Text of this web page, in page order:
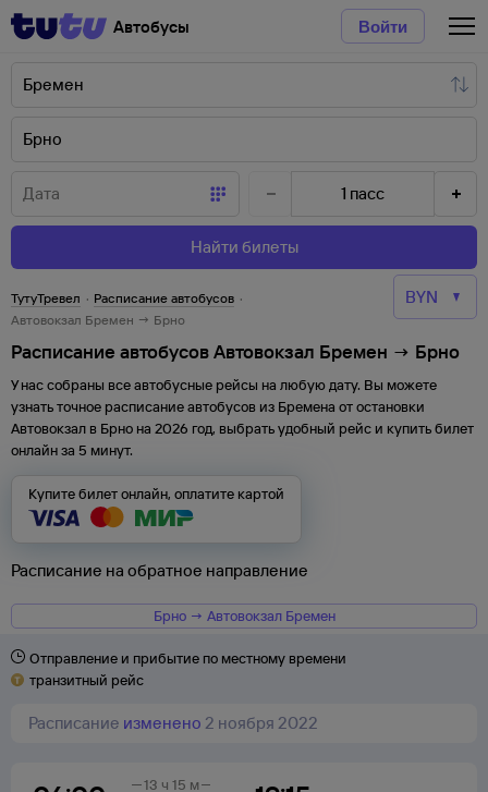
Автобусы Войти
1 пасс
Найти билеты
ТутуТревел · Расписание автобусов ·
Автовокзал Бремен → Брно
Расписание автобусов Автовокзал Бремен → Брно
У нас собраны все автобусные рейсы на любую дату. Вы можете
узнать точное расписание автобусов из Бремена отостановки
Автовокзал в Брно на 2026 год, выбрать удобный рейс и купить билет
онлайн за 5 минут.
Купите билет онлайн, оплатите картой
Расписание на обратное направление
Брно → Автовокзал Бремен
Отправление и прибытие по местному времени
транзитный рейс
Расписание изменено 2 ноября 2022
13 ч 15 м